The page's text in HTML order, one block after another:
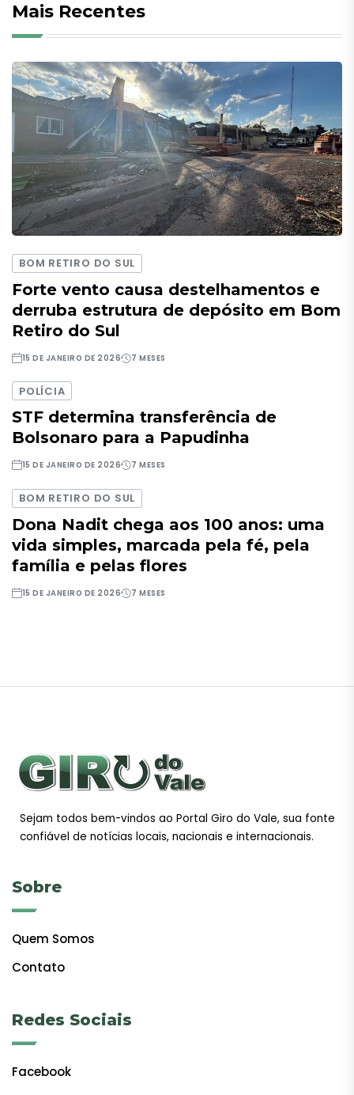
Mais Recentes
BOM RETIRO DO SUL
Forte vento causa destelhamentos e
derruba estrutura de depósito em Bom
Retiro do Sul
15 DE JANEIRO DE 2026 7 MESES
POLÍCIA
STF determina transferência de
Bolsonaro para a Papudinha
15 DE JANEIRO DE 2026 7 MESES
BOM RETIRO DO SUL
Dona Nadit chega aos 100 anos: uma
vida simples, marcada pela fé, pela
família e pelas flores
15 DE JANEIRO DE 2026 7 MESES
Sejam todos bem-vindos ao Portal Giro do Vale, sua fonte
confiável de notícias locais, nacionais e internacionais.
Sobre
Quem Somos
Contato
Redes Sociais
Facebook